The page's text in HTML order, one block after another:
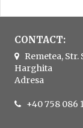
CONTACT:
Remetea, Str.
Harghita
Adresa
+40 758 086